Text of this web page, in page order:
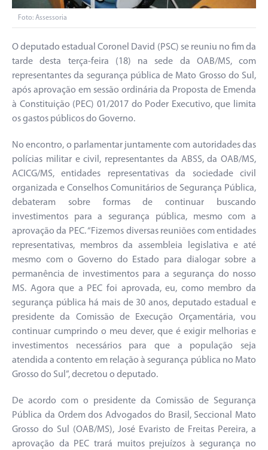
Foto: Assessoria
O deputado estadual Coronel David (PSC) se reuniu no fim da
tarde desta terça-feira (18) na sede da OAB/MS, com
representantes da segurança pública de Mato Grosso do Sul,
após aprovação em sessão ordinária da Proposta de Emenda
à Constituição (PEC) 01/2017 do Poder Executivo, que limita
os gastos públicos do Governo.
No encontro, o parlamentar juntamente com autoridades das
polícias militar e civil, representantes da ABSS, da OAB/MS,
ACICG/MS, entidades representativas da sociedade civil
organizada e Conselhos Comunitários de Segurança Pública,
debateram sobre formas de continuar buscando
investimentos para a segurança pública, mesmo com a
aprovação da PEC. “Fizemos diversas reuniões com entidades
representativas, membros da assembleia legislativa e até
mesmo com o Governo do Estado para dialogar sobre a
permanência de investimentos para a segurança do nosso
MS. Agora que a PEC foi aprovada, eu, como membro da
segurança pública há mais de 30 anos, deputado estadual e
presidente da Comissão de Execução Orçamentária, vou
continuar cumprindo o meu dever, que é exigir melhorias e
investimentos necessários para que a população seja
atendida a contento em relação à segurança pública no Mato
Grosso do Sul”, decretou o deputado.
De acordo com o presidente da Comissão de Segurança
Pública da Ordem dos Advogados do Brasil, Seccional Mato
Grosso do Sul (OAB/MS), José Evaristo de Freitas Pereira, a
aprovação da PEC trará muitos prejuízos à segurança no